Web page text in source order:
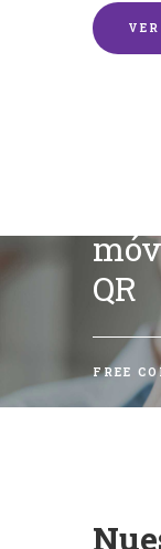
QR
FREE